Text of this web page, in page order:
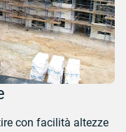
con facilità altezze